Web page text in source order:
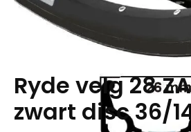
Ryde velg 28
zwart disc 36/